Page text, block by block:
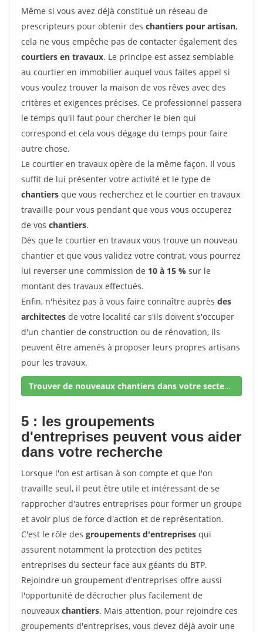
Même si vous avez déjà constitué un réseau de
prescripteurs pour obtenir des chantiers pour artisan,
cela ne vous empêche pas de contacter également des
courtiers en travaux. Le principe est assez semblable
au courtier en immobilier auquel vous faites appel si
vous voulez trouver la maison de vos rêves avec des
critères et exigences précises. Ce professionnel passera
le temps qu'il faut pour chercher le bien qui
correspond et cela vous dégage du temps pour faire
autre chose.
Le courtier en travaux opère de la même façon. Il vous
suffit de lui présenter votre activité et le type de
chantiers que vous recherchez et le courtier en travaux
travaille pour vous pendant que vous vous occuperez
de vos chantiers.
Dès que le courtier en travaux vous trouve un nouveau
chantier et que vous validez votre contrat, vous pourrez
lui reverser une commission de 10 à 15 % sur le
montant des travaux effectués.
Enfin, n'hésitez pas à vous faire connaître auprès des
architectes de votre localité car s'ils doivent s'occuper
d'un chantier de construction ou de rénovation, ils
peuvent être amenés à proposer leurs propres artisans
pour les travaux.
Trouver de nouveaux chantiers dans votre secteur !
5 : les groupements
d'entreprises peuvent vous aider
dans votre recherche
Lorsque l'on est artisan à son compte et que l'on
travaille seul, il peut être utile et intéressant de se
rapprocher d'autres entreprises pour former un groupe
et avoir plus de force d'action et de représentation.
C'est le rôle des groupements d'entreprises qui
assurent notamment la protection des petites
entreprises du secteur face aux géants du BTP.
Rejoindre un groupement d'entreprises offre aussi
l'opportunité de décrocher plus facilement de
nouveaux chantiers. Mais attention, pour rejoindre ces
groupements d'entreprises, vous devez déjà avoir une